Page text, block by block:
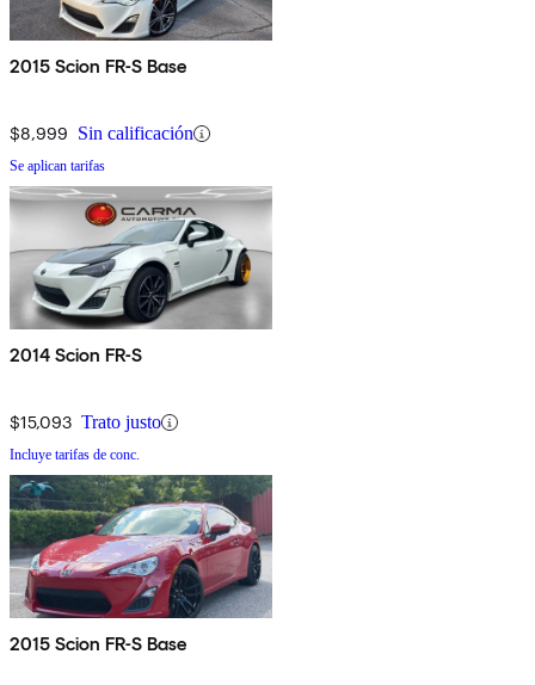
2015 Scion FR-S Base
$8,999 Sin calificación
Se aplican tarifas
2014 Scion FR-S
$15,093 Trato justo
Incluye tarifas de conc.
2015 Scion FR-S Base